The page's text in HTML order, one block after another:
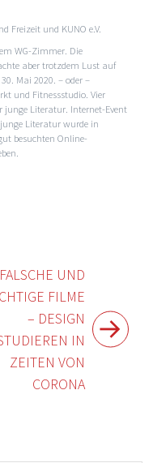
Freizeit und KUNO e.V.
WG-Zimmer. Die
aber trotzdem Lust auf
Mai 2020. – oder –
und Fitnessstudio. Vier
junge Literatur. Internet-Event
Literatur wurde in
besuchten Online-
FALSCHE UND
FILME
– DESIGN
IN
ZEITEN VON
CORONA